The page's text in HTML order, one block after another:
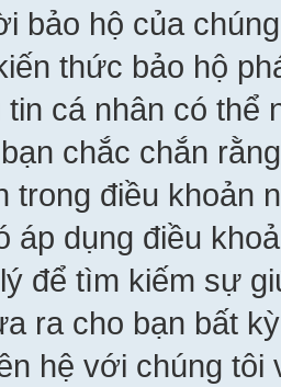
bảo hộ của
thức bảo hộ
tin cá nhân có thể
chắc chắn
trong điều khoản
áp dụng điều
để tìm kiếm sự
ra cho bạn bất
hệ với chúng